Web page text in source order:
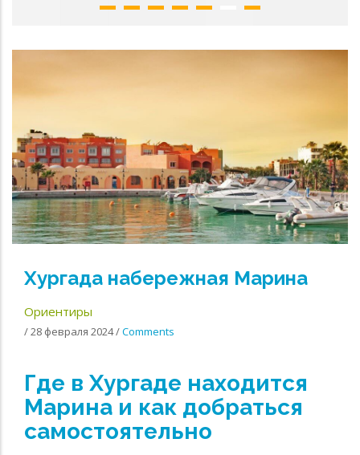
Хургада набережная Марина
Ориентиры
/28 февраля 2024/Comments
Где в Хургаде находится
Марина и как добраться
самостоятельно